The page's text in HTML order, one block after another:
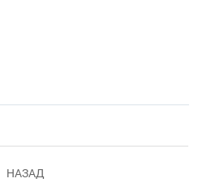
НАЗАД